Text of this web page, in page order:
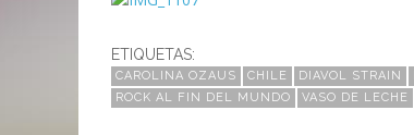
ETIQUETAS:
CAROLINA OZAUS CHILE DIAVOL STRAIN
ROCK AL FIN DEL MUNDO
VASO DE LECHE